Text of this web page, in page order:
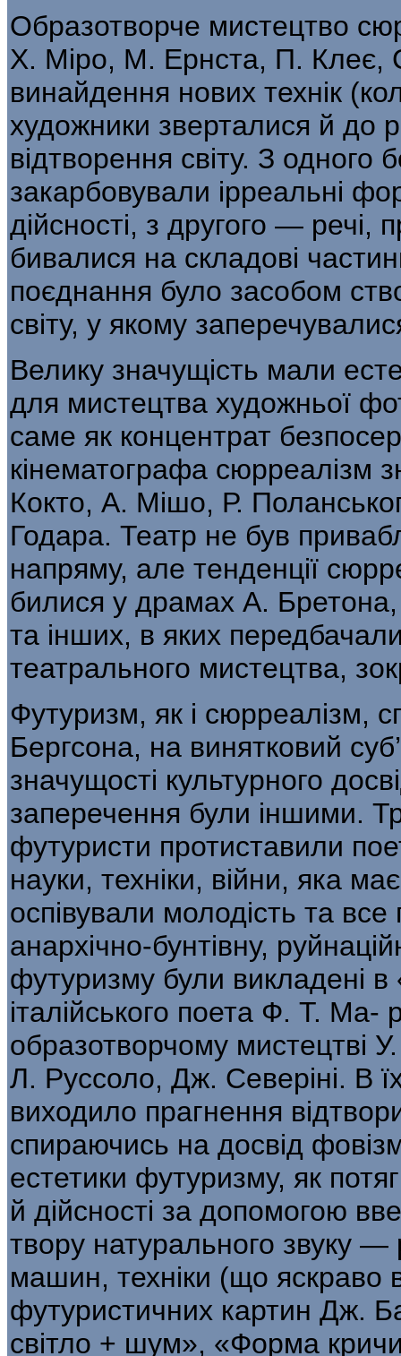
Образотворче мистецтво
Х. Міро, М. Ернста, П. Клеє,
винайдення нових технік
художники зверталися й до
відтворення світу. З одного
закарбовували ірреальні
дійсності, з другого —
бивалися на складові
поєднання було засобом
світу, у якому
Велику значущість мали
для мистецтва художньої
саме як концен­трат
кінематографа сюрреалізм
Кокто, А. Мішо, Р.
Годара. Театр не був
напряму, але тенденції
билися у драмах А.
та інших, в яких
театрального мистецтва,
Футуризм, як і сюрреалізм,
Бергсона, на винятковий
значущості культурно­го
заперечення були іншими.
футуристи протиставили
науки, техніки, війни, яка
оспівували молодість та
анархічно-бунтівну,
футуризму були викладені
італійського поета Ф. Т. Ма-
образотворчому мистецтві
Л. Руссоло, Дж. Северіні. В
виходило прагнення
спира­ючись на досвід
естетики фу­туризму, як
й дійсності за допо­могою
твору натурального звуку
машин, техніки (що яскраво
футуристичних картин Дж.
світло + шум», «Форма